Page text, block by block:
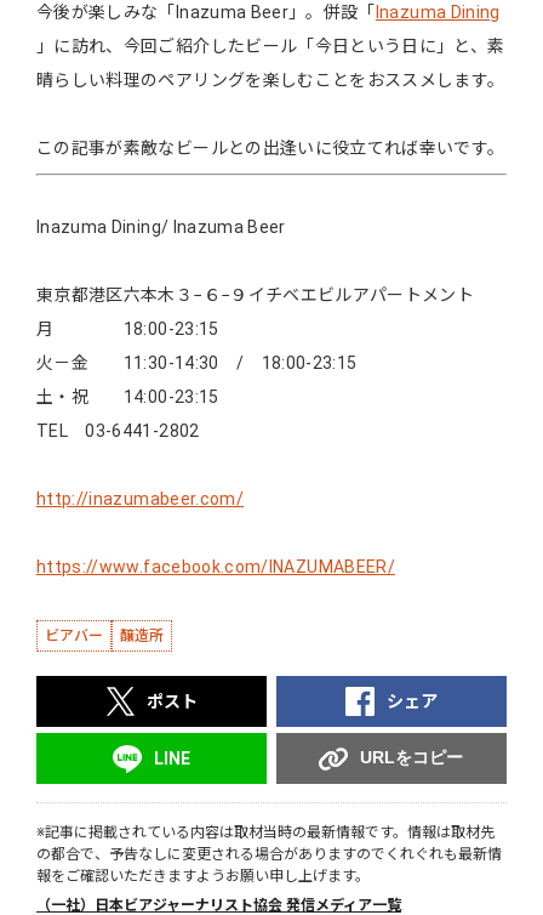
今後が楽しみな「Inazuma Beer」。併設「 Inazuma Dining
」に訪れ、今回ご紹介したビール「今日という日に」と、素
晴らしい料理のペアリングを楽しむことをおススメします。
この記事が素敵なビールとの出逢いに役立てれば幸いです。
Inazuma Dining/ Inazuma Beer
東京都港区六本木３−６−９イチベエビルアパートメント
月 18:00-23:15
火－金 11:30-14:30 / 18:00-23:15
土・祝 14:00-23:15
TEL 03-6441-2802
http://inazumabeer.com/
https://www.facebook.com/INAZUMABEER/
ビアバー 醸造所
ポスト シェア
LINE URLをコピー
※記事に掲載されている内容は取材当時の最新情報です。情報は取材先
の都合で、予告なしに変更される場合がありますのでくれぐれも最新情
報をご確認いただきますようお願い申し上げます。
（一社）日本ビアジャーナリスト協会 発信メディア一覧